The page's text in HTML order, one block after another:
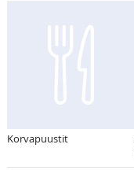
Korvapuustit